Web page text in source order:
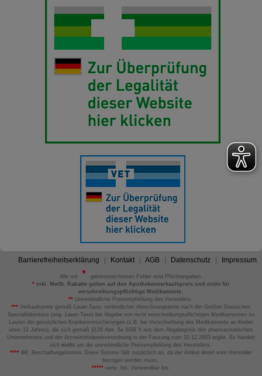
Barrierefreiheitserklärung Kontakt AGB Datenschutz Impressum
Alle mit
gekennzeichneten Felder sind Pflichtangaben.
*inkl. MwSt. Rabatte gelten auf den Apothekenverkaufspreis und nicht für
verschreibungspflichtige Medikamente.
** Unverbindliche Preisempfehlung des Herstellers.
*** Verkaufspreis gemäß Lauer-Taxe; verbindlicher Abrechnungspreis nach der Großen Deutschen
Spezialitätentaxe (sog. Lauer-Taxe) bei Abgabe von nicht verschreibungspflichtigen Medikamenten zu
Lasten der gesetzlichen Krankenversicherungen (z.B. bei Verschreibung des Medikaments an Kinder
unter 12 Jahren), die sich gemäß §129 Abs. 5a SGB V aus dem Abgabepreis des pharmazeutischen
Unternehmens und der Arzneimittelpreisverordnung in der Fassung zum 31.12.2003 ergibt. Es handelt
sich nicht um die unverbindliche Preisempfehlung des Herstellers.
****BK: Beschaffungskosten. Diese Summe fällt zusätzlich an, da der Artikel direkt vom Hersteller
bezogen werden muss.
*****verw. bis: Verwendbar bis.